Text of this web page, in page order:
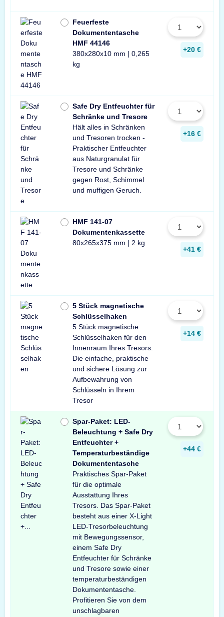
Feuerfeste
Dokumententasche
HMF 44146
380x280x10 mm | 0,265
kg
+20 €
Safe Dry Entfeuchter für
Schränke und Tresore
Hält alles in Schränken
und Tresoren trocken -
Praktischer Entfeuchter
aus Naturgranulat für
Tresore und Schränke
gegen Rost, Schimmel
und muffigen Geruch.
+16 €
HMF 141-07
Dokumentenkassette
80x265x375 mm | 2 kg
+41 €
5 Stück magnetische
Schlüsselhaken
5 Stück magnetische
Schlüsselhaken für den
Innenraum Ihres Tresors.
Die einfache, praktische
und sichere Lösung zur
Aufbewahrung von
Schlüsseln in Ihrem
Tresor
+14 €
Spar-Paket: LED-
Beleuchtung + Safe Dry
Entfeuchter +
Temperaturbeständige
Dokumententasche
Praktisches Spar-Paket
für die optimale
Ausstattung Ihres
Tresors. Das Spar-Paket
besteht aus einer X-Light
LED-Tresorbeleuchtung
mit Bewegungssensor,
einem Safe Dry
Entfeuchter für Schränke
und Tresore sowie einer
temperaturbeständigen
Dokumententasche.
Profitieren Sie von dem
unschlagbaren
+44 €